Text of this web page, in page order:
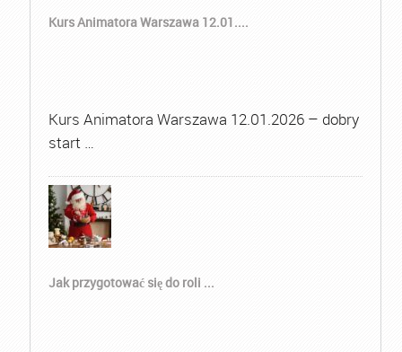
Kurs Animatora Warszawa 12.01....
Kurs Animatora Warszawa 12.01.2026 – dobry
start …
Jak przygotować się do roli ...